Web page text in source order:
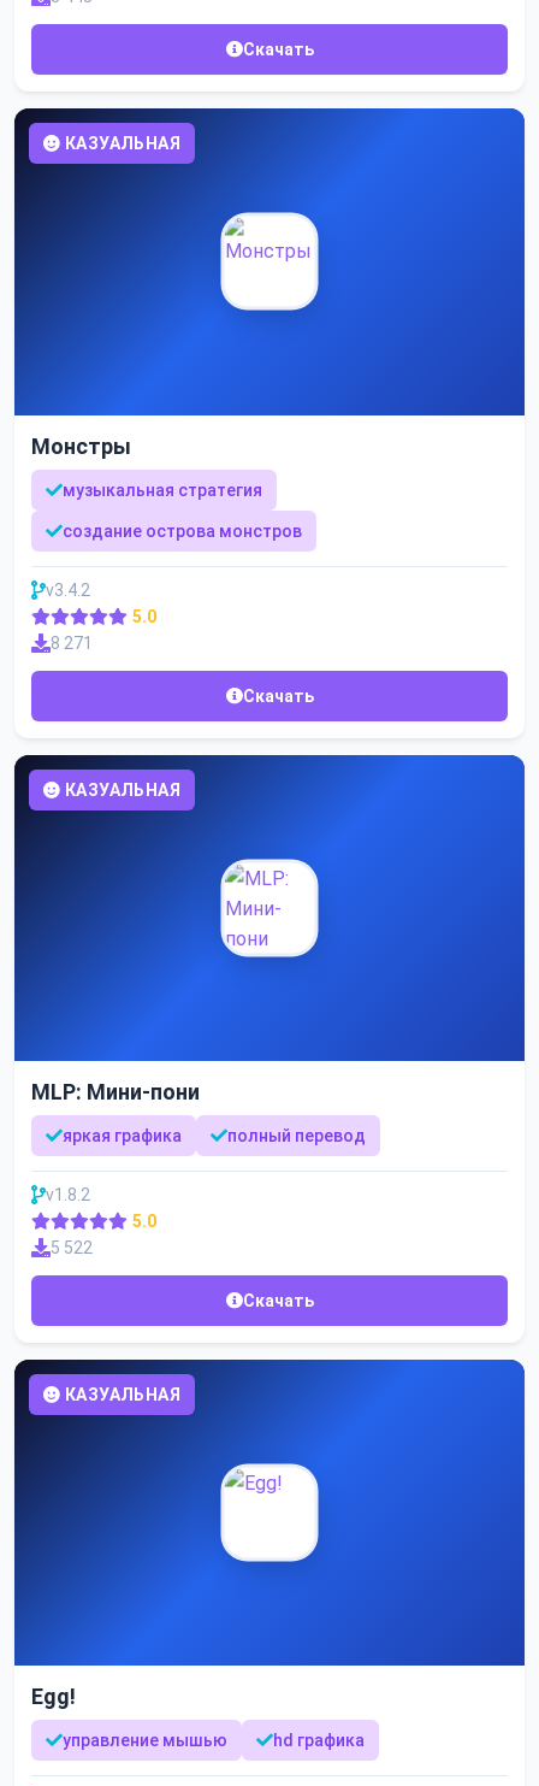
Скачать
КАЗУАЛЬНАЯ
Монстры
музыкальная стратегия
создание острова монстров
v3.4.2
5.0
8 271
Скачать
КАЗУАЛЬНАЯ
MLP: Мини-пони
яркая графика полный перевод
v1.8.2
5.0
5 522
Скачать
КАЗУАЛЬНАЯ
Egg!
управление мышью hd графика